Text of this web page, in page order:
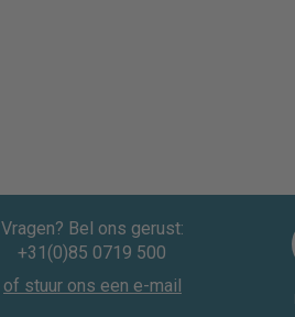
Vragen? Bel ons gerust:
+31(0)85 0719 500
of stuur ons een e-mail